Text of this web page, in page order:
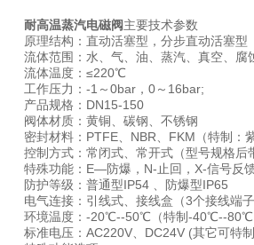
耐高温蒸汽电磁阀主要技术参数
原理结构：直动活塞型，分步直动活塞型
流体范围：水、气、油、蒸汽、真空、腐
流体温度：≤220℃
工作压力：-1～0bar，0～16bar;
产品规格：DN15-150
阀体材质：黄铜、碳钢、不锈钢
密封材料：PTFE、NBR、FKM（特制：紫
控制方式：常闭式、常开式（型号规格后
特殊功能：E—防爆，N-止回，X-信号反
防护等级：普通型IP54 、防爆型IP65
电气连接：引线式、接线盒（3个接线端子
环境温度：-20℃--50℃（特制-40℃--80℃
标准电压：AC220V、DC24V (其它可特